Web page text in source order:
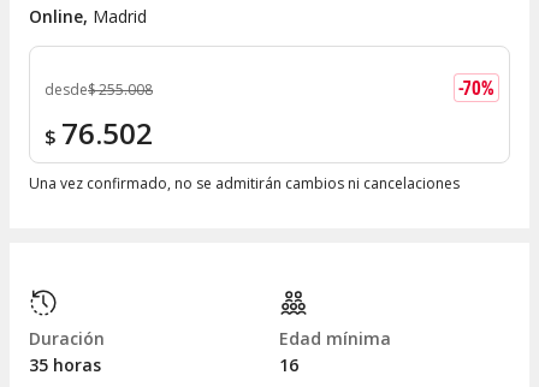
Online, Madrid
desde$255.008 -70%
$ 76.502
Una vez confirmado, no se admitirán cambios ni cancelaciones
Duración
35 horas
Edad mínima
16